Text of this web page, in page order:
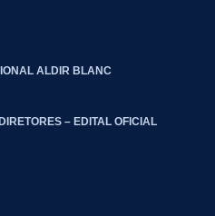
ALDIR BLANC
– EDITAL OFICIAL